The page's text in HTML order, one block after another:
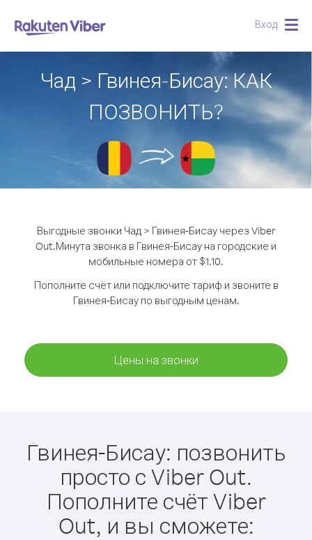
Вход
Чад > Гвинея-Бисау: КАК
ПОЗВОНИТЬ?
Выгодные звонки Чад > Гвинея-Бисау через Viber
Out.Минута звонка в Гвинея-Бисау на городские и
мобильные номера от $1.10.
Пополните счёт или подключите тариф и звоните в
Гвинея-Бисау по выгодным ценам.
Цены на звонки
Гвинея-Бисау: позвонить
просто с Viber Out.
Пополните счёт Viber
Out, и вы сможете: